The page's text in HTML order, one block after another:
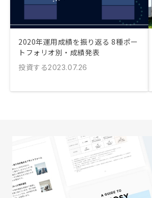
2020年運用成績を振り返る 8種ポー
トフォリオ別・成績発表
投資する2023.07.26